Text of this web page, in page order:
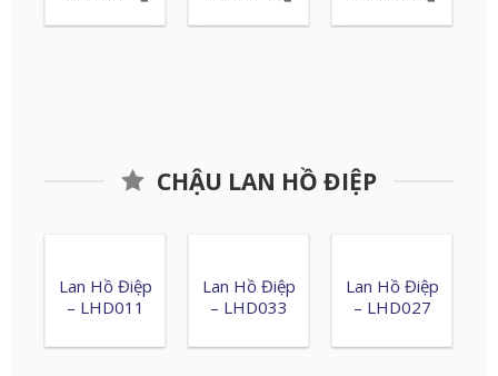
CHẬU LAN HỒ ĐIỆP
Lan Hồ Điệp
– LHD011
Lan Hồ Điệp
– LHD033
Lan Hồ Điệp
– LHD027